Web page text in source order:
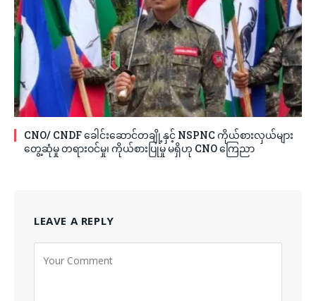
CNO/ CNDF ခေါင်းဆောင်တချို့နှင့် NSPNC ကိုယ်စားလှယ်များ
တွေ့ဆုံမှု တရားဝင်မှု၊ ကိုယ်စားပြုမှု မရှိဟု CNO ကြေညာ
LEAVE A REPLY